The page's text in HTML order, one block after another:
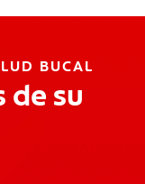
BUCAL
de su